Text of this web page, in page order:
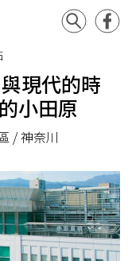
現代的時
小田原
/神奈川